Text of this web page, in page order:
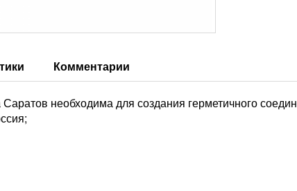
Комментарии
необходима для создания герметичного